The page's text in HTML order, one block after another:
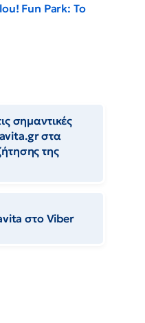
Fun Park: Το
σημαντικές
στα
της
στο Viber